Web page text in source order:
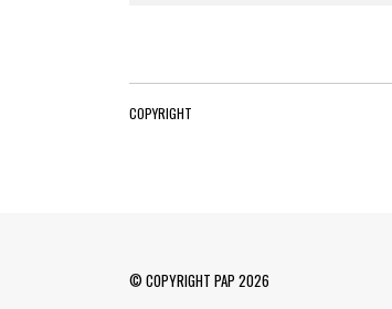
COPYRIGHT
© COPYRIGHT PAP 2026